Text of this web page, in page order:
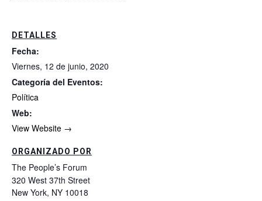
DETALLES
Fecha:
viernes, 12 de junio, 2020
Categoría del Eventos:
Política
Web:
View Website →
ORGANIZADO POR
The People’s Forum
320 West 37th Street
New York, NY 10018